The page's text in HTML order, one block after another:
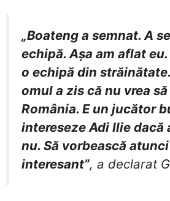
„Boateng a semnat. A
echipă. Așa am aflat
o echipă din
omul a zis că nu vrea
România. E un jucător
intereseze Adi Ilie dacă
nu. Să vorbească
interesant”, a declarat